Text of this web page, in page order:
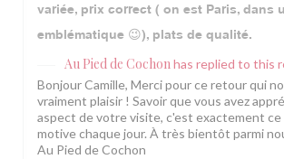
variée, prix correct ( on est Paris, dans
emblématique 😉), plats de qualité.
Au Pied de Cochonhas replied to this
Bonjour Camille, Merci pour ce retour qui
vraiment plaisir ! Savoir que vous avez
aspect de votre visite, c'est exactement ce
motive chaque jour. À très bientôt parmi
Au Pied de Cochon